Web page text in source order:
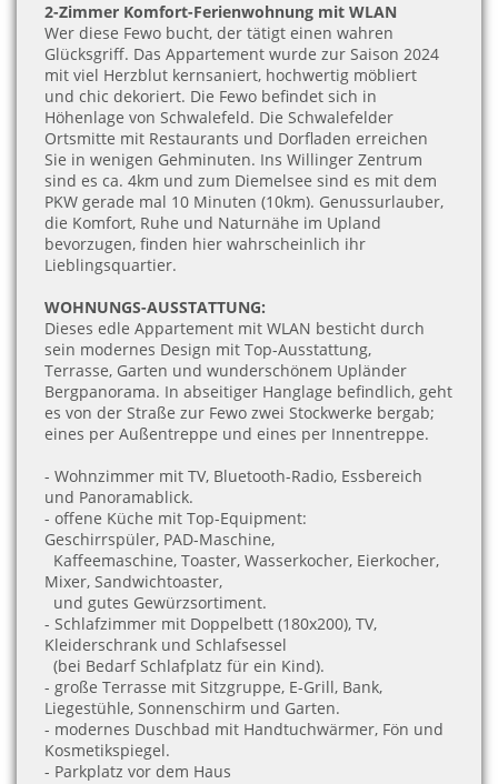
2-Zimmer Komfort-Ferienwohnung mit WLAN
Wer diese Fewo bucht, der tätigt einen wahren
Glücksgriff. Das Appartement wurde zur Saison 2024
mit viel Herzblut kernsaniert, hochwertig möbliert
und chic dekoriert. Die Fewo befindet sich in
Höhenlage von Schwalefeld. Die Schwalefelder
Ortsmitte mit Restaurants und Dorfladen erreichen
Sie in wenigen Gehminuten. Ins Willinger Zentrum
sind es ca. 4km und zum Diemelsee sind es mit dem
PKW gerade mal 10 Minuten (10km). Genussurlauber,
die Komfort, Ruhe und Naturnähe im Upland
bevorzugen, finden hier wahrscheinlich ihr
Lieblingsquartier.
WOHNUNGS-AUSSTATTUNG:
Dieses edle Appartement mit WLAN besticht durch
sein modernes Design mit Top-Ausstattung,
Terrasse, Garten und wunderschönem Upländer
Bergpanorama. In abseitiger Hanglage befindlich, geht
es von der Straße zur Fewo zwei Stockwerke bergab;
eines per Außentreppe und eines per Innentreppe.
- Wohnzimmer mit TV, Bluetooth-Radio, Essbereich
und Panoramablick.
- offene Küche mit Top-Equipment:
Geschirrspüler, PAD-Maschine,
Kaffeemaschine, Toaster, Wasserkocher, Eierkocher,
Mixer, Sandwichtoaster,
und gutes Gewürzsortiment.
- Schlafzimmer mit Doppelbett (180x200), TV,
Kleiderschrank und Schlafsessel
(bei Bedarf Schlafplatz für ein Kind).
- große Terrasse mit Sitzgruppe, E-Grill, Bank,
Liegestühle, Sonnenschirm und Garten.
- modernes Duschbad mit Handtuchwärmer, Fön und
Kosmetikspiegel.
- Parkplatz vor dem Haus